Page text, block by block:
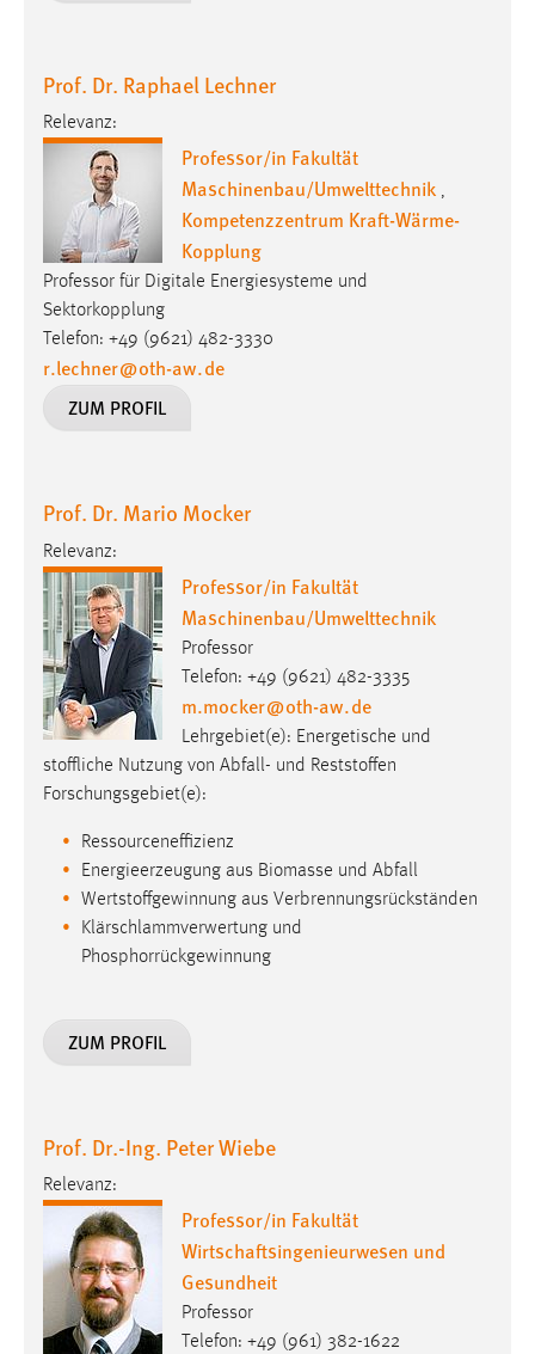
Prof. Dr. Raphael Lechner
Relevanz:
Professor/in Fakultät
Maschinenbau/Umwelttechnik ,
Kompetenzzentrum Kraft-Wärme-
Kopplung
Professor für Digitale Energiesysteme und
Sektorkopplung
Telefon: +49 (9621) 482-3330
r.lechner@oth-aw.de
ZUM PROFIL
Prof. Dr. Mario Mocker
Relevanz:
Professor/in Fakultät
Maschinenbau/Umwelttechnik
Professor
Telefon: +49 (9621) 482-3335
m.mocker@oth-aw.de
Lehrgebiet(e): Energetische und
stoffliche Nutzung von Abfall- und Reststoffen
Forschungsgebiet(e):
Ressourceneffizienz
Energieerzeugung aus Biomasse und Abfall
Wertstoffgewinnung aus Verbrennungsrückständen
Klärschlammverwertung und
Phosphorrückgewinnung
ZUM PROFIL
Prof. Dr.-Ing. Peter Wiebe
Relevanz:
Professor/in Fakultät
Wirtschaftsingenieurwesen und
Gesundheit
Professor
Telefon: +49 (961) 382-1622
MibewSessionID, MIBEW_UserID, mibew_locale, mibew-
chat-frame-style-5e9dbeb1811c0446
Zweck:
Wird benötigt um die Chatfunktion nutzen zu können.
Cookie Laufzeit:
MibewSessionID, mibew-chat-frame-style-
5e9dbeb1811c0446 = Sitzungslaufzeit, mibew_locale = 3
Jahre, MIBEW_UserID = 1 Jahr
Login
Dieser Cookie ist notwendig um sich an der Website
einloggen zu können.
Cookie Laufzeit:
24 Stunden
STATISTIK
Statistik Cookies erfassen Informationen anonym.
Diese Informationen helfen uns zu verstehen, wie
unsere Besucher unsere Website nutzen.
Matomo
Name:
_pk_ref, _pk_cvar, _pk_id, _pk_ses
Cookie Laufzeit:
MARKETING
Marketing Cookies werden von Drittanbietern
verwendet, um personalisierte Werbung anzuzeigen.
Sie tun dies, indem sie Besucher über Websites
hinweg verfolgen.